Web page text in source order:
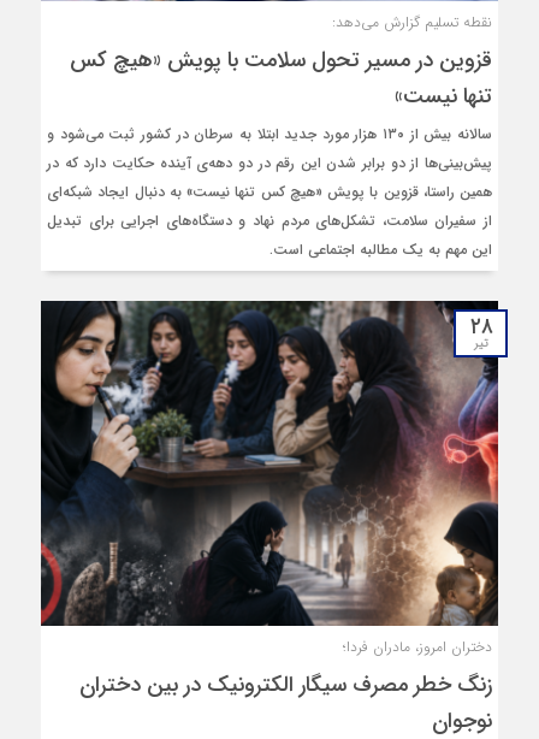
نقطه تسلیم گزارش می‌دهد:
قزوین در مسیر تحول سلامت با پویش «هیچ‌ کس
تنها نیست»
سالانه بیش از ۱۳۰ هزار مورد جدید ابتلا به سرطان در کشور ثبت می‌شود و
پیش‌بینی‌ها از دو برابر شدن این رقم در دو دهه‌ی آینده حکایت دارد که در
همین راستا، قزوین با پویش «هیچ‌ کس تنها نیست» به دنبال ایجاد شبکه‌ای
از سفیران سلامت، تشکل‌های مردم‌ نهاد و دستگاه‌های اجرایی برای تبدیل
این مهم به یک مطالبه‌ اجتماعی است.
۲۸
تیر
دختران امروز، مادران فردا؛
زنگ خطر مصرف سیگار الکترونیک در بین دختران
نوجوان